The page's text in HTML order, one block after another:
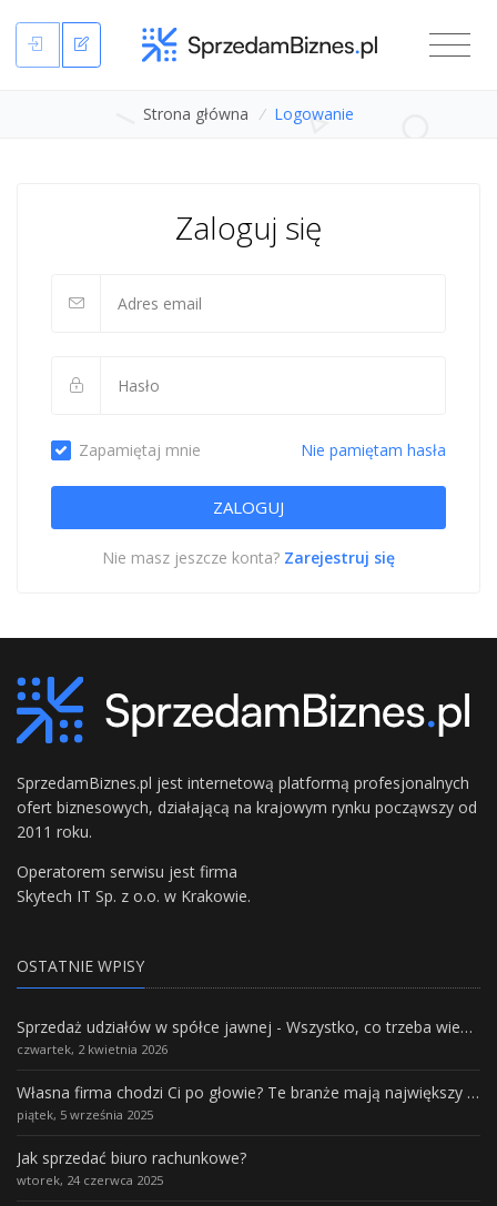
Strona główna / Logowanie
Zaloguj się
Zapamiętaj mnie Nie pamiętam hasła
Nie masz jeszcze konta? Zarejestruj się
SprzedamBiznes.pl jest internetową platformą profesjonalnych
ofert biznesowych, działającą na krajowym rynku począwszy od
2011 roku.
Operatorem serwisu jest firma
Skytech IT Sp. z o.o. w Krakowie.
OSTATNIE WPISY
Sprzedaż udziałów w spółce jawnej - Wszystko, co trzeba wiedzieć.
czwartek, 2 kwietnia 2026
Własna firma chodzi Ci po głowie? Te branże mają największy potencjał rozwoju
piątek, 5 września 2025
Jak sprzedać biuro rachunkowe?
wtorek, 24 czerwca 2025